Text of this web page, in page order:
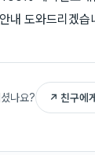
내 도와드리겠습
나요? ↗ 친구에